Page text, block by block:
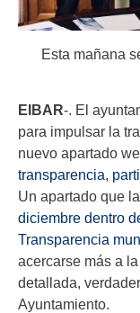
Esta mañana
EIBAR-. El
para impulsar la
nuevo apartado
transparencia,
Un apartado que
diciembre dentro
Transparencia
acercarse más a
detallada,
Ayuntamiento.